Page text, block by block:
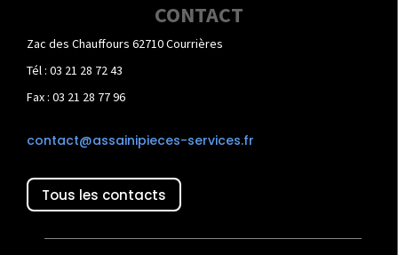
CONTACT
Zac des Chauffours 62710 Courrières
Tél : 03 21 28 72 43
Fax : 03 21 28 77 96
contact@assainipieces-services.fr
Tous les contacts